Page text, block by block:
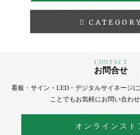
お問合せ
看板・サイン・LED・デジタルサイネージに
ことでもお気軽にお問い合わせ
オンラインスト